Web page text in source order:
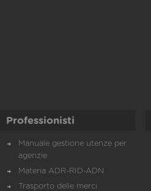
Professionisti
Manuale gestione utenze per
agenzie
Materia ADR-RID-ADN
Trasporto delle merci